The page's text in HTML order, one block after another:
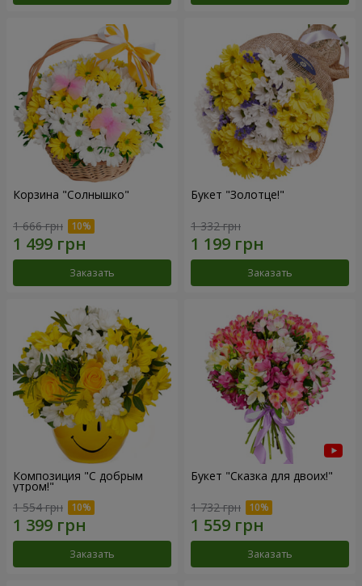
Корзина "Солнышко"
1 666 грн
Заказать
Букет "Золотце!"
1 332 грн
Заказать
Композиция "С добрым
утром!"
1 554 грн
Заказать
Букет "Сказка для двоих!"
1 732 грн
Заказать